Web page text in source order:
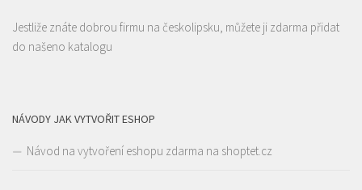
Jestliže znáte dobrou firmu na českolipsku, můžete ji zdarma přidat
do našeno katalogu
NÁVODY JAK VYTVOŘIT ESHOP
Návod na vytvoření eshopu zdarma na shoptet.cz